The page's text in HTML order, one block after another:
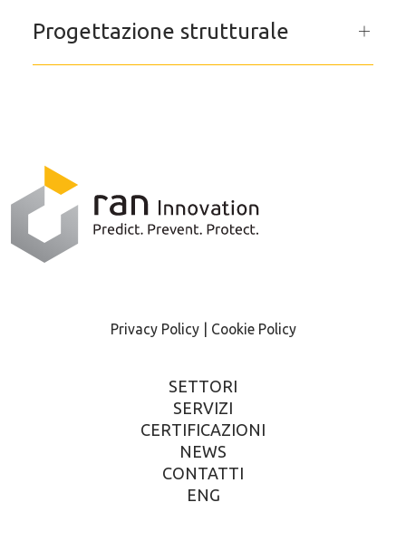
Progettazione strutturale
Privacy Policy | Cookie Policy
SETTORI
SERVIZI
CERTIFICAZIONI
NEWS
CONTATTI
ENG